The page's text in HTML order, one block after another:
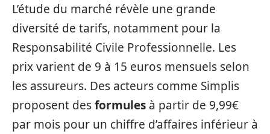
L’étude du marché révèle une grande
diversité de tarifs, notamment pour la
Responsabilité Civile Professionnelle. Les
prix varient de 9 à 15 euros mensuels selon
les assureurs. Des acteurs comme Simplis
proposent desformules à partir de 9,99€
par mois pour un chiffre d’affaires inférieur à